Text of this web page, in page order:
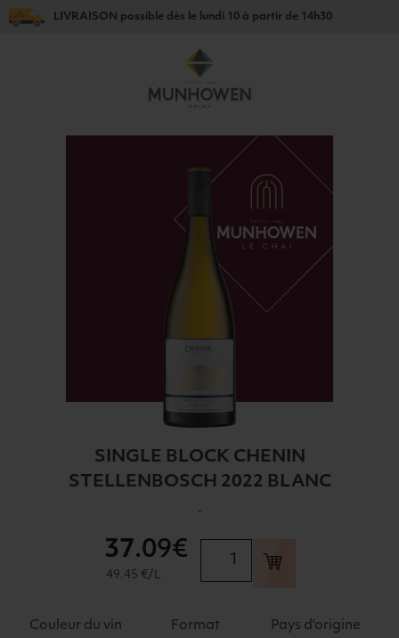
LIVRAISON possible dès le lundi 10 à partir de 14h30
SINGLE BLOCK CHENIN
STELLENBOSCH 2022 BLANC
-
37.09€
49.45 €/L
Couleur du vin Format Pays d'origine